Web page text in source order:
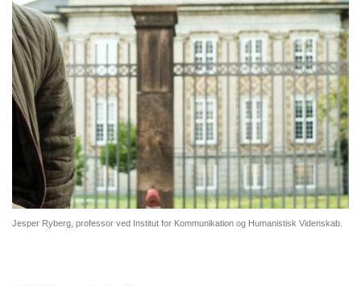
Jesper Ryberg, professor ved Institut for Kommunikation og Humanistisk Videnskab.